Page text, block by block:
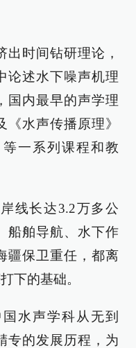
时间钻研理论，
论述水下噪声机理
国内最早的声学理
水声传播原理》
一系列课程和教
线长达3.2万多公
船舶导航、水下作
疆保卫重任，都离
下的基础。
水声学科从无到
专的发展历程，为